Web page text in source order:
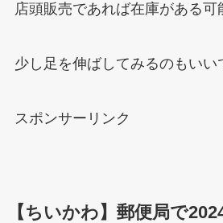
店頭販売であれば在庫がある可
少し足を伸ばしてみるのもいい
スポンサーリンク
【ちいかわ】郵便局で